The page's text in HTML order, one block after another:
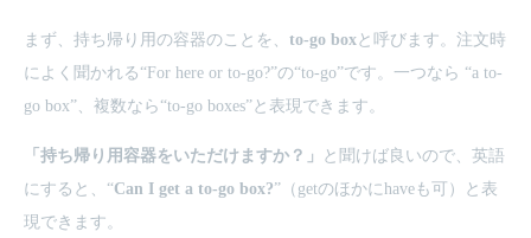
まず、持ち帰り用の容器のことを、 to-go boxと呼びます。注文時
によく聞かれる“For here or to-go?”の“to-go”です。一つなら “a to-
go box”、複数なら“to-go boxes”と表現できます。
「持ち帰り用容器をいただけますか？」
と聞けば良いので、英語
にすると、“Can I get a to-go box?”（getのほかにhaveも可）と表
現できます。